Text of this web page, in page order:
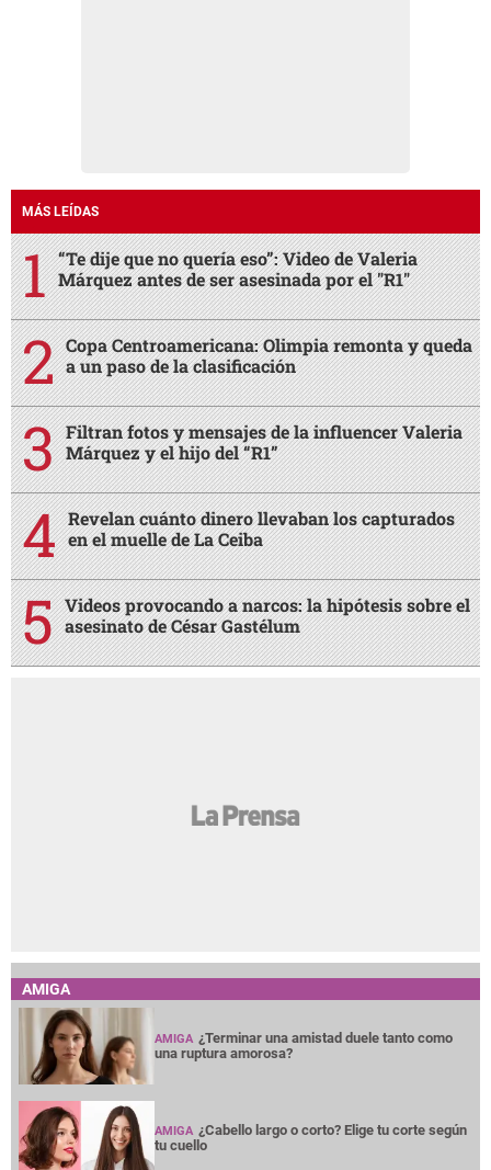
MÁS LEÍDAS
“Te dije que no quería eso”: Video de Valeria
Márquez antes de ser asesinada por el "R1"
Copa Centroamericana: Olimpia remonta y queda
a un paso de la clasificación
Filtran fotos y mensajes de la influencer Valeria
Márquez y el hijo del “R1”
Revelan cuánto dinero llevaban los capturados
en el muelle de La Ceiba
Videos provocando a narcos: la hipótesis sobre el
asesinato de César Gastélum
AMIGA
AMIGA ¿Terminar una amistad duele tanto como
una ruptura amorosa?
AMIGA ¿Cabello largo o corto? Elige tu corte según
tu cuello